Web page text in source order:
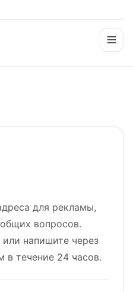
для рекламы,
вопросов.
напишите через
течение 24 часов.